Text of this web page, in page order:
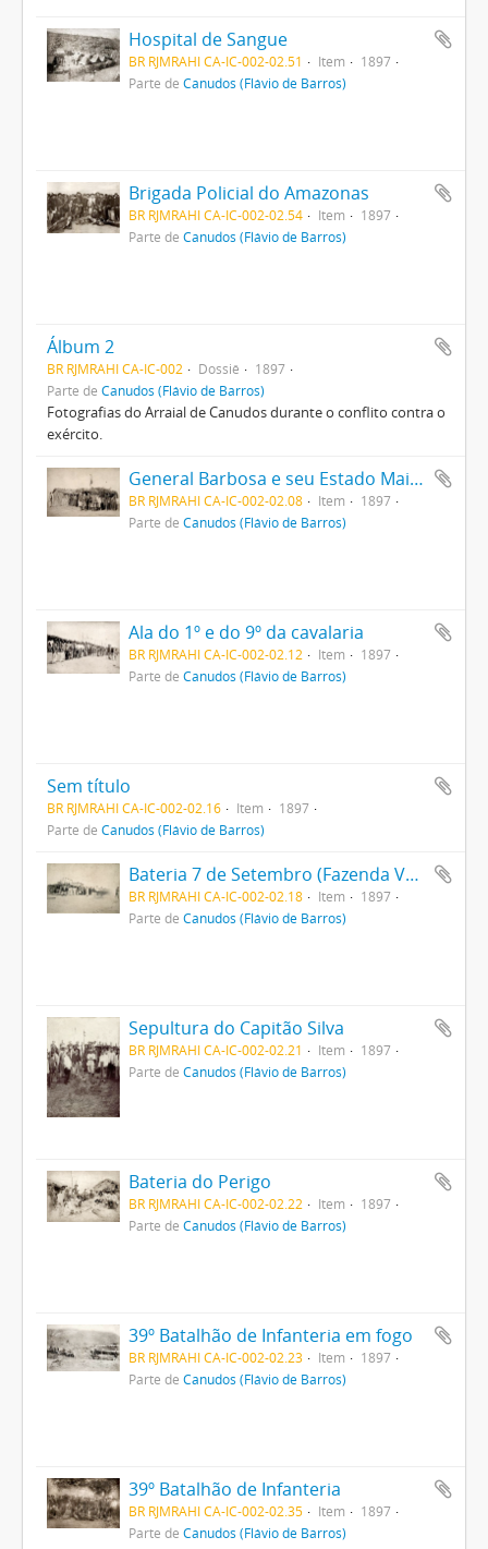
Hospital de Sangue
BR RJMRAHI CA-IC-002-02.51 Item
1897
Parte de Canudos (Flávio de Barros)
Brigada Policial do Amazonas
BR RJMRAHI CA-IC-002-02.54 Item
1897
Parte de Canudos (Flávio de Barros)
Álbum 2
BR RJMRAHI CA-IC-002 Dossiê
1897
Parte de Canudos (Flávio de Barros)
Fotografias do Arraial de Canudos durante o conflito contra o
exército.
General Barbosa e seu Estado Maior
BR RJMRAHI CA-IC-002-02.08 Item
1897
Parte de Canudos (Flávio de Barros)
Ala do 1º e do 9º da cavalaria
BR RJMRAHI CA-IC-002-02.12 Item
1897
Parte de Canudos (Flávio de Barros)
Sem título
BR RJMRAHI CA-IC-002-02.16 Item
1897
Parte de Canudos (Flávio de Barros)
Bateria 7 de Setembro (Fazenda Velha)
BR RJMRAHI CA-IC-002-02.18 Item
1897
Parte de Canudos (Flávio de Barros)
Sepultura do Capitão Silva
BR RJMRAHI CA-IC-002-02.21 Item
1897
Parte de Canudos (Flávio de Barros)
Bateria do Perigo
BR RJMRAHI CA-IC-002-02.22 Item
1897
Parte de Canudos (Flávio de Barros)
39º Batalhão de Infanteria em fogo
BR RJMRAHI CA-IC-002-02.23 Item
1897
Parte de Canudos (Flávio de Barros)
39º Batalhão de Infanteria
BR RJMRAHI CA-IC-002-02.35 Item
1897
Parte de Canudos (Flávio de Barros)